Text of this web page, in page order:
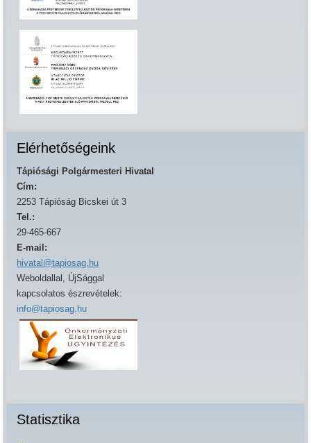
Elérhetőségeink
Tápiósági Polgármesteri Hivatal
Cím:
2253 Tápióság Bicskei út 3
Tel.:
29-465-667
E-mail:
hivatal@tapiosag.hu
Weboldallal, ÚjSággal
kapcsolatos észrevételek:
info@tapiosag.hu
Statisztika